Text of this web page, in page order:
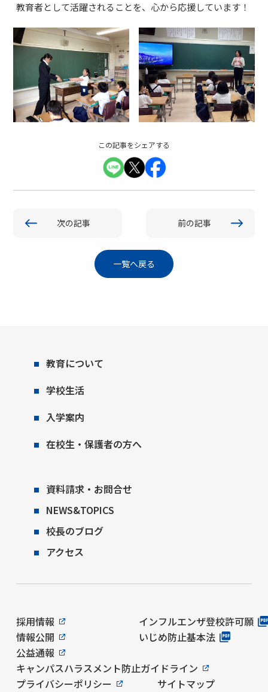
教育者として活躍されることを、心から応援しています！
この記事をシェアする
次の記事 前の記事
一覧へ戻る
教育について
学校生活
入学案内
在校生・保護者の方へ
資料請求・お問合せ
NEWS&TOPICS
校長のブログ
アクセス
採用情報
インフルエンザ登校許可願
情報公開
いじめ防止基本法
公益通報
キャンパスハラスメント防止ガイドライン
プライバシーポリシー
サイトマップ